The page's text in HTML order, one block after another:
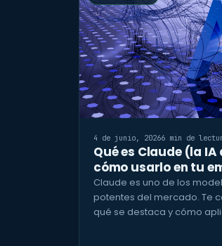
4 de junio, 20266 min de
Qué es Claude (la
cómo usarlo en tu
Claude es uno de los
potentes del mercado. Te
qué se destaca y cómo